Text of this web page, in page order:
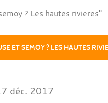
? Les hautes rivieres"
ET SEMOY ? LES HAUTES
déc. 2017